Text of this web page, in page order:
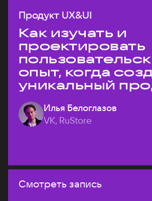
Продукт UX&UI
Как изучать и
проектировать
опыт, когда
уникальный
на рынке?
Илья Белоглазов
VK, RuStore
Смотреть запись